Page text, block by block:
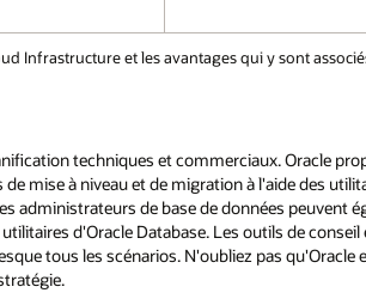
Infrastructure et les avantages qui y sont
techniques et commerciaux. Oracle
mise à niveau et de migration à l'aide des
administrateurs de base de données peuvent
d'Oracle Database. Les outils de
tous les scénarios. N'oubliez pas qu'Oracle